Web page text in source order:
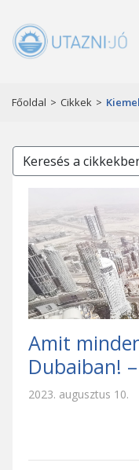
Főoldal > Cikkek >
Keresés a
Amit
Dubaiban!
2023. augusztus 10.